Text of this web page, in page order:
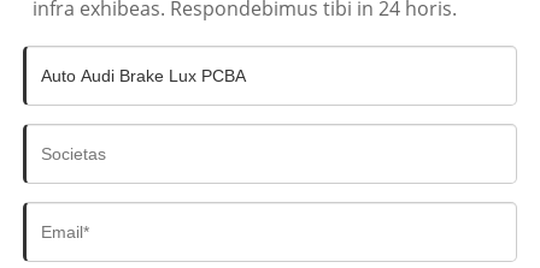
infra exhibeas. Respondebimus tibi in 24 horis.